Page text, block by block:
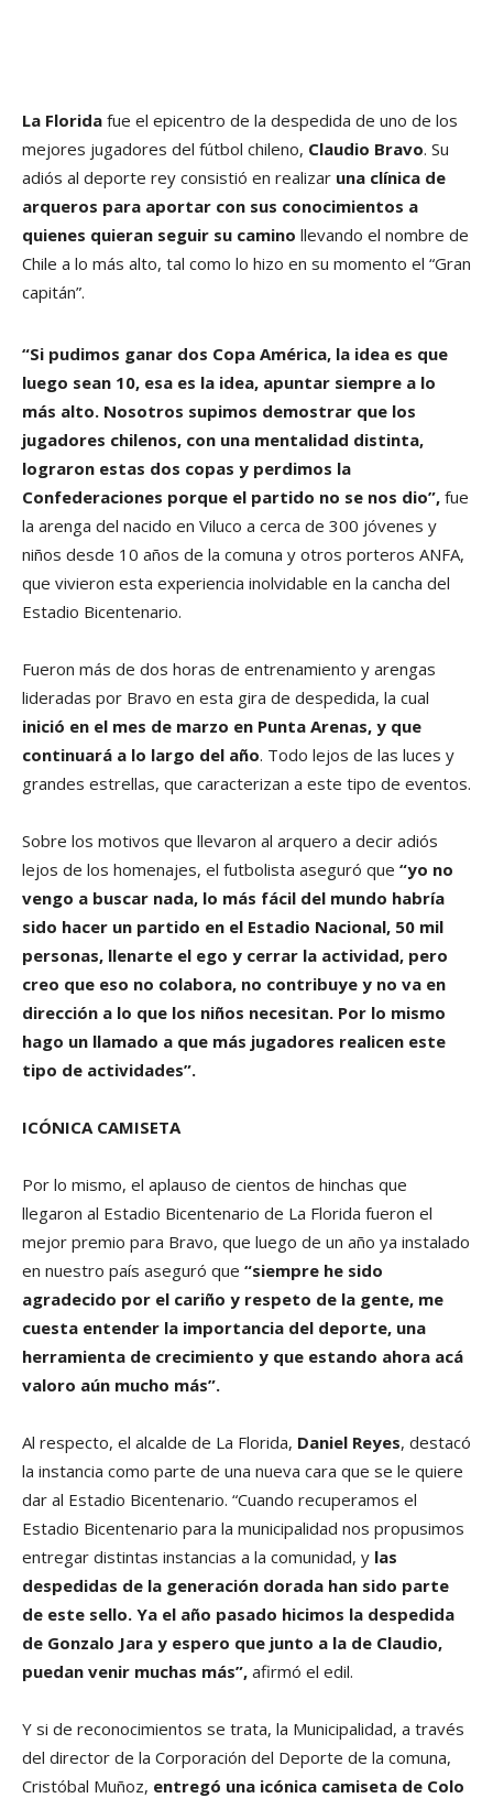
La Florida fue el epicentro de la despedida de uno de los
mejores jugadores del fútbol chileno, Claudio Bravo. Su
adiós al deporte rey consistió en realizar una clínica de
arqueros para aportar con sus conocimientos a
quienes quieran seguir su camino llevando el nombre de
Chile a lo más alto, tal como lo hizo en su momento el “Gran
capitán”.
“Si pudimos ganar dos Copa América, la idea es que
luego sean 10, esa es la idea, apuntar siempre a lo
más alto. Nosotros supimos demostrar que los
jugadores chilenos, con una mentalidad distinta,
lograron estas dos copas y perdimos la
Confederaciones porque el partido no se nos dio”, fue
la arenga del nacido en Viluco a cerca de 300 jóvenes y
niños desde 10 años de la comuna y otros porteros ANFA,
que vivieron esta experiencia inolvidable en la cancha del
Estadio Bicentenario.
Fueron más de dos horas de entrenamiento y arengas
lideradas por Bravo en esta gira de despedida, la cual
inició en el mes de marzo en Punta Arenas, y que
continuará a lo largo del año. Todo lejos de las luces y
grandes estrellas, que caracterizan a este tipo de eventos.
Sobre los motivos que llevaron al arquero a decir adiós
lejos de los homenajes, el futbolista aseguró que “yo no
vengo a buscar nada, lo más fácil del mundo habría
sido hacer un partido en el Estadio Nacional, 50 mil
personas, llenarte el ego y cerrar la actividad, pero
creo que eso no colabora, no contribuye y no va en
dirección a lo que los niños necesitan. Por lo mismo
hago un llamado a que más jugadores realicen este
tipo de actividades”.
ICÓNICA CAMISETA
Por lo mismo, el aplauso de cientos de hinchas que
llegaron al Estadio Bicentenario de La Florida fueron el
mejor premio para Bravo, que luego de un año ya instalado
en nuestro país aseguró que “siempre he sido
agradecido por el cariño y respeto de la gente, me
cuesta entender la importancia del deporte, una
herramienta de crecimiento y que estando ahora acá
valoro aún mucho más”.
Al respecto, el alcalde de La Florida, Daniel Reyes, destacó
la instancia como parte de una nueva cara que se le quiere
dar al Estadio Bicentenario. “Cuando recuperamos el
Estadio Bicentenario para la municipalidad nos propusimos
entregar distintas instancias a la comunidad, y las
despedidas de la generación dorada han sido parte
de este sello. Ya el año pasado hicimos la despedida
de Gonzalo Jara y espero que junto a la de Claudio,
puedan venir muchas más”, afirmó el edil.
Y si de reconocimientos se trata, la Municipalidad, a través
del director de la Corporación del Deporte de la comuna,
Cristóbal Muñoz, entregó una icónica camiseta de Colo